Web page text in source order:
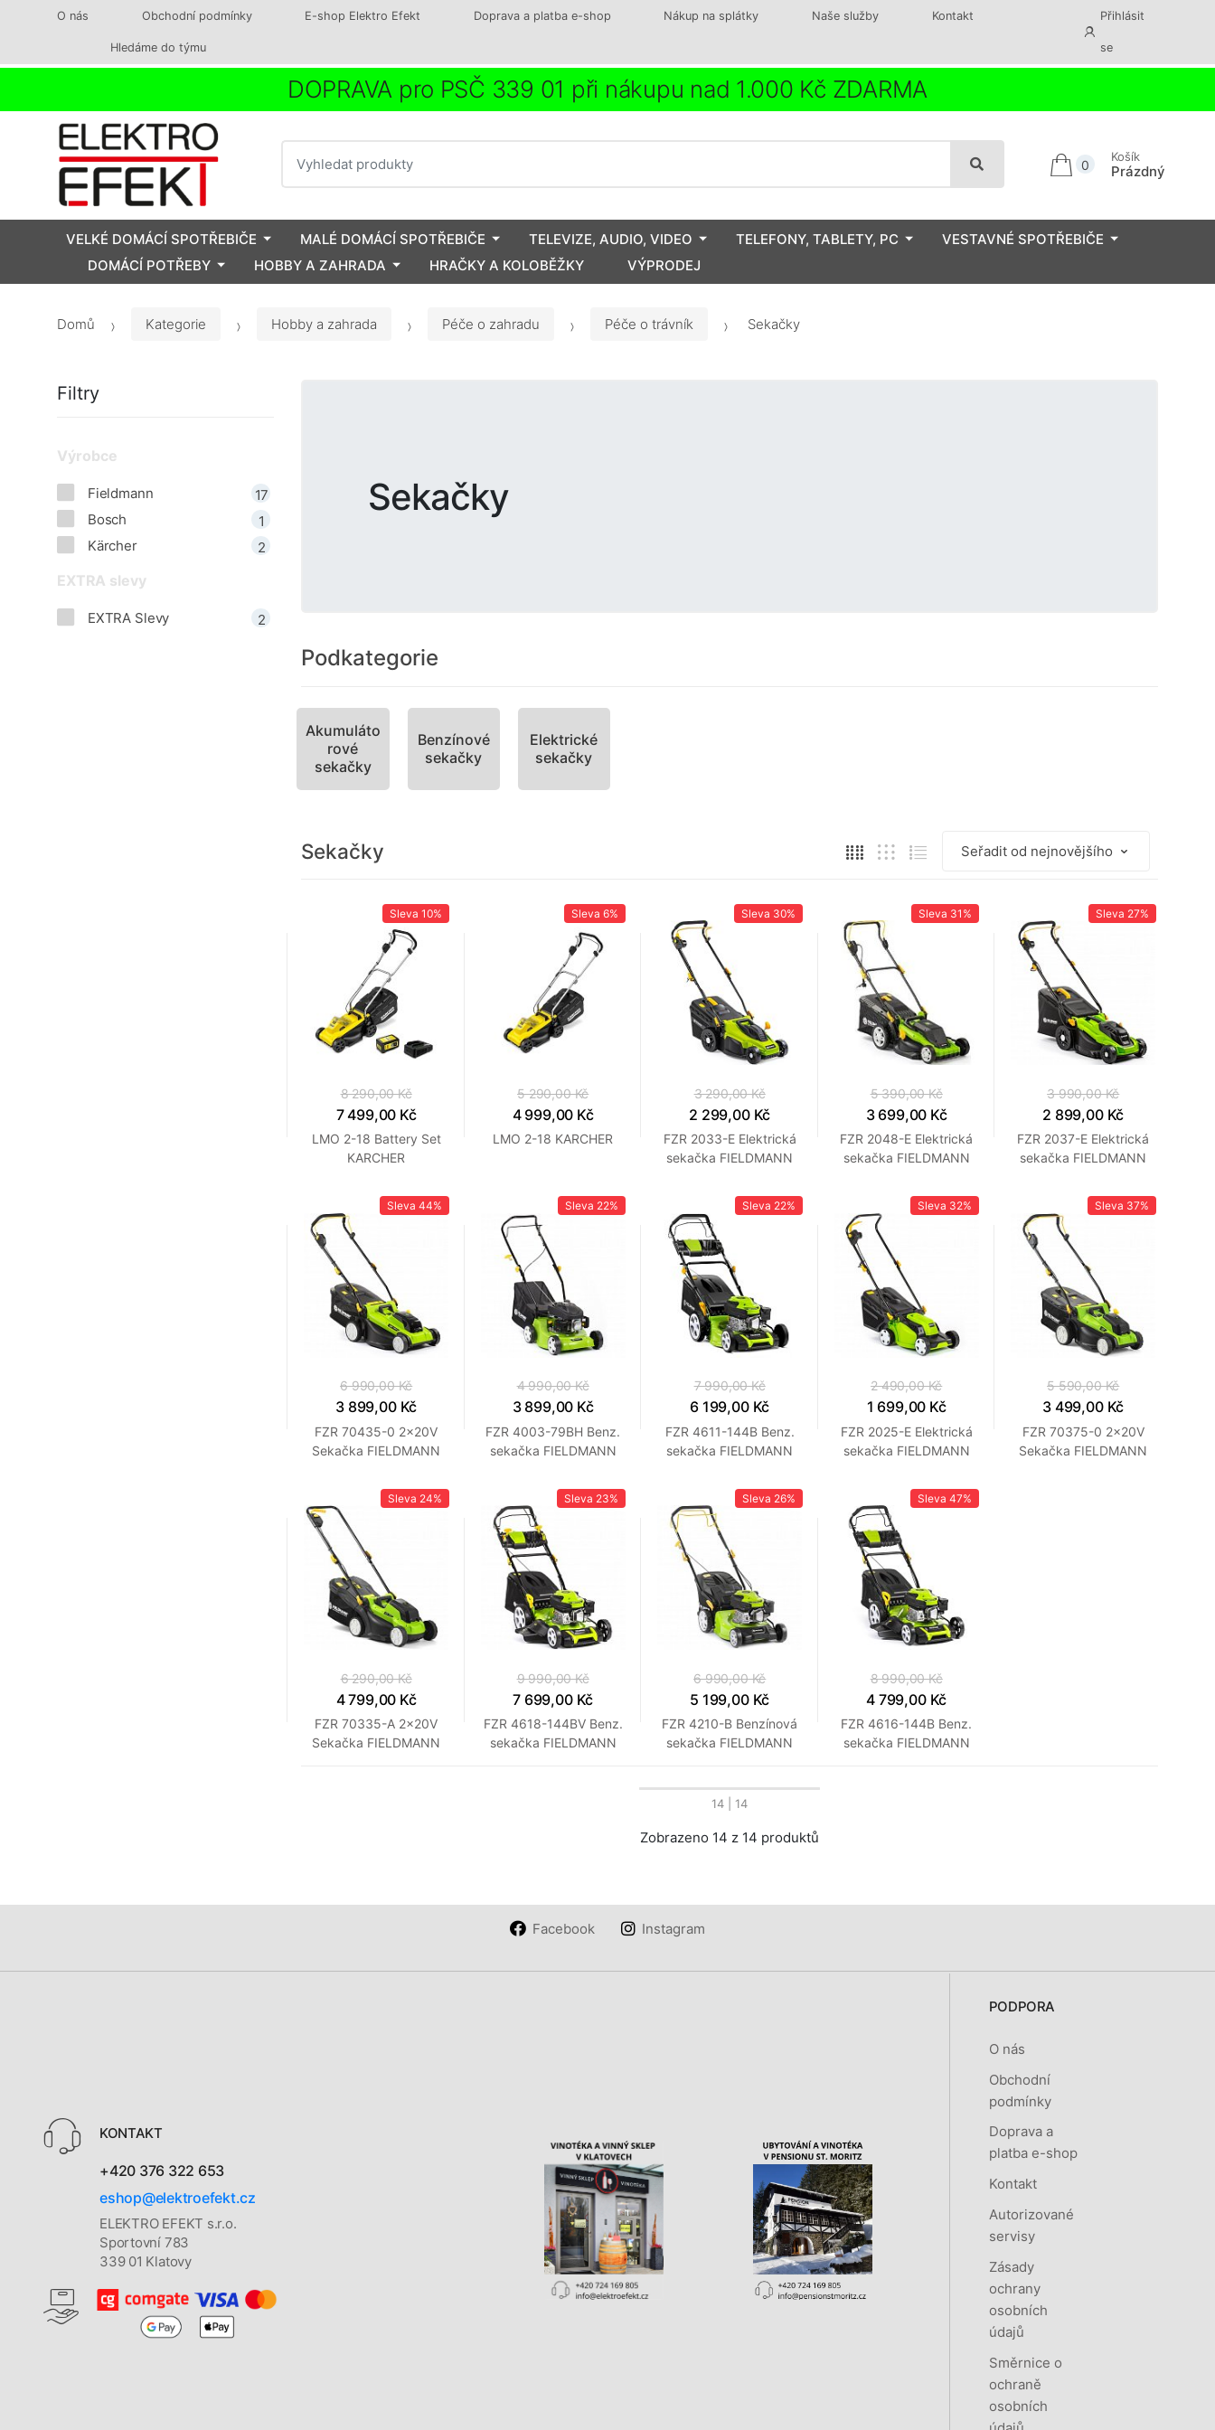
O nás Obchodní podmínky E-shop Elektro Efekt Doprava a platba e-shop Nákup na splátky Naše služby Kontakt
Hledáme do týmu
Přihlásit
se
DOPRAVA pro PSČ 339 01 při nákupu nad 1.000 Kč ZDARMA
0
Košík
Prázdný
VELKÉ DOMÁCÍ SPOTŘEBIČE MALÉ DOMÁCÍ SPOTŘEBIČE TELEVIZE, AUDIO, VIDEO TELEFONY, TABLETY, PC
VESTAVNÉ SPOTŘEBIČE
DOMÁCÍ POTŘEBY
HOBBY A ZAHRADA HRAČKY A KOLOBĚŽKY VÝPRODEJ
Domů Kategorie Hobby a zahrada Péče o zahradu Péče o trávník Sekačky
Sekačky
Podkategorie
Akumuláto
rové
sekačky
Benzínové
sekačky
Elektrické
sekačky
Sekačky
Sleva 10%
8 290,00 Kč
7 499,00 Kč
LMO 2-18 Battery Set
KARCHER
Sleva6%
5 290,00 Kč
4 999,00 Kč
LMO 2-18 KARCHER
Sleva 30%
3 290,00 Kč
2 299,00 Kč
FZR 2033-E Elektrická
sekačka FIELDMANN
Sleva 31%
5 390,00 Kč
3 699,00 Kč
FZR 2048-E Elektrická
sekačka FIELDMANN
Sleva 27%
3 990,00 Kč
2 899,00 Kč
FZR 2037-E Elektrická
sekačka FIELDMANN
Sleva 44%
6 990,00 Kč
3 899,00 Kč
FZR 70435-0 2x20V
Sekačka FIELDMANN
Sleva 22%
4 990,00 Kč
3 899,00 Kč
FZR 4003-79BH Benz.
sekačka FIELDMANN
Sleva 22%
7 990,00 Kč
6 199,00 Kč
FZR 4611-144B Benz.
sekačka FIELDMANN
Sleva 32%
2 490,00 Kč
1 699,00 Kč
FZR 2025-E Elektrická
sekačka FIELDMANN
Sleva 37%
5 590,00 Kč
3 499,00 Kč
FZR 70375-0 2x20V
Sekačka FIELDMANN
Sleva 24%
6 290,00 Kč
4 799,00 Kč
FZR 70335-A 2x20V
Sekačka FIELDMANN
Sleva 23%
9 990,00 Kč
7 699,00 Kč
FZR 4618-144BV Benz.
sekačka FIELDMANN
Sleva 26%
6 990,00 Kč
5 199,00 Kč
FZR 4210-B Benzínová
sekačka FIELDMANN
Sleva47%
8 990,00 Kč
4 799,00 Kč
FZR 4616-144B Benz.
sekačka FIELDMANN
14 | 14
Zobrazeno 14 z 14 produktů
Filtry
Výrobce
Fieldmann
17
Bosch
1
Kärcher
2
EXTRA slevy
EXTRA Slevy 2
Facebook Instagram
KONTAKT
+420 376 322 653
eshop@elektroefekt.cz
ELEKTRO EFEKT s.r.o.
Sportovní 783
339 01 Klatovy
PODPORA
O nás
Obchodní
podmínky
Doprava a
platba e-shop
Kontakt
Autorizované
servisy
Zásady
ochrany
osobních
údajů
Směrnice o
ochraně
osobních